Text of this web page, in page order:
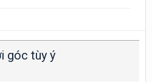
góc tùy ý